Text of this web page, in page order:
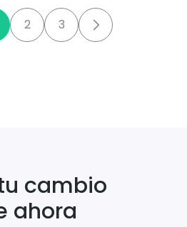
2 3
cambio
ahora